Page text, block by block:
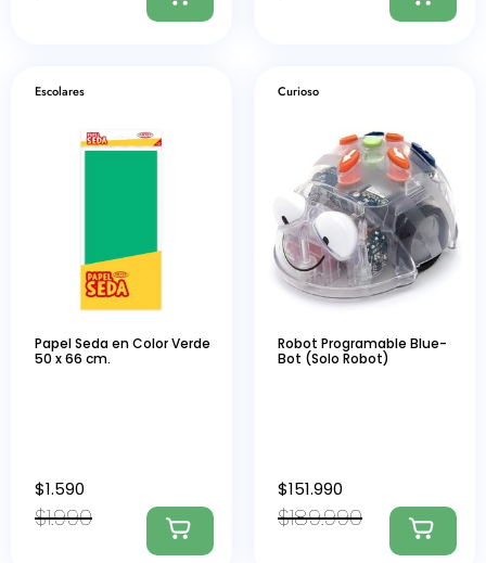
Escolares
Papel Seda en Color Verde
50 x 66 cm.
$1.990
$1.590
Curioso
Robot Programable Blue-
Bot (Solo Robot)
$189.990
$151.990